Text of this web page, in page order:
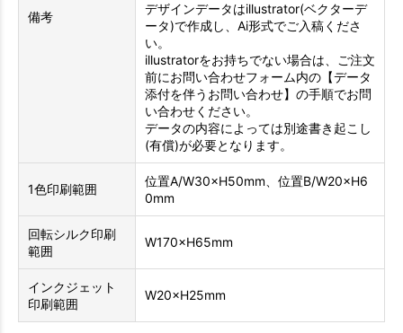
備考
デザインデータはillustrator(ベクターデ
ータ)で作成し、Ai形式でご入稿くださ
い。
illustratorをお持ちでない場合は、ご注文
前にお問い合わせフォーム内の【データ
添付を伴うお問い合わせ】の手順でお問
い合わせください。
データの内容によっては別途書き起こし
(有償)が必要となります。
1色印刷範囲
位置A/W30×H50mm、位置B/W20×H6
0mm
回転シルク印刷
範囲
W170×H65mm
インクジェット
印刷範囲
W20×H25mm